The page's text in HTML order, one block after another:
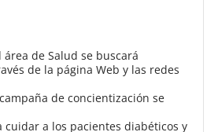
de Salud se buscará
de la página Web y las redes
de concientización se
a los pacientes diabéticos y